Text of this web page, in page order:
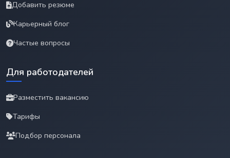
Добавить резюме
Карьерный блог
Частые вопросы
Для работодателей
Разместить вакансию
Тарифы
Подбор персонала